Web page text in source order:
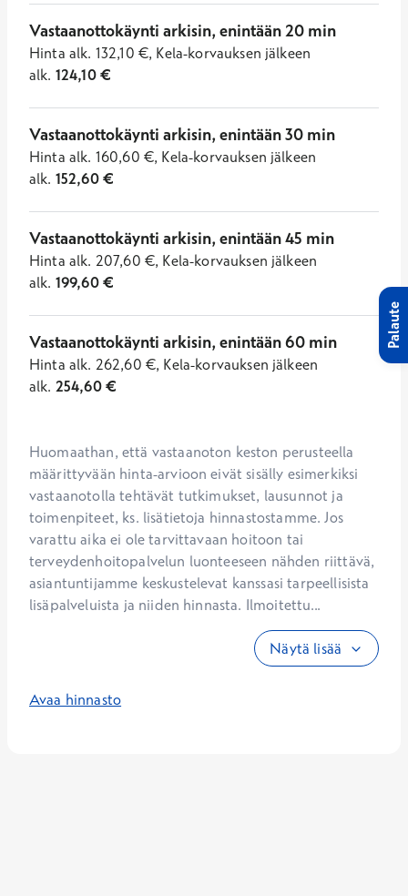
Vastaanottokäynti arkisin, enintään 20 min
Hinta alk. 132,10 €, Kela-korvauksen jälkeen
alk. 124,10€
Vastaanottokäynti arkisin, enintään 30 min
Hinta alk. 160,60 €, Kela-korvauksen jälkeen
alk. 152,60€
Vastaanottokäynti arkisin, enintään 45 min
Hinta alk. 207,60 €, Kela-korvauksen jälkeen
alk. 199,60€
Vastaanottokäynti arkisin, enintään 60 min
Hinta alk. 262,60 €, Kela-korvauksen jälkeen
alk. 254,60€
Huomaathan, että vastaanoton keston perusteella
määrittyvään hinta-arvioon eivät sisälly esimerkiksi
vastaanotolla tehtävät tutkimukset, lausunnot ja
toimenpiteet, ks. lisätietoja hinnastostamme. Jos
varattu aika ei ole tarvittavaan hoitoon tai
terveydenhoitopalvelun luonteeseen nähden riittävä,
asiantuntijamme keskustelevat kanssasi tarpeellisista
lisäpalveluista ja niiden hinnasta. Ilmoitettu...
Näytä lisää
Avaa hinnasto
Palaute